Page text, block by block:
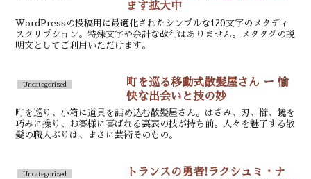
ます拡大中
WordPressの投稿用に最適化されたシンプルな120文字のメタディ
スクリプション。特殊文字や余計な改行はありません。メタタグの説
明文としてご利用いただけます。
Uncategorized
町を巡る移動式散髪屋さん ー 愉
快な出会いと技の妙
町を巡り、小箱に道具を詰め込む散髪屋さん。はさみ、刃、櫛、鏡を
巧みに操り、お客様に喜ばれる裏表の技が持ち前。人々を魅了する散
髪の職人ぶりは、まさに芸術そのもの。
Uncategorized
トランスの勇者!ラクシュミ・ナ